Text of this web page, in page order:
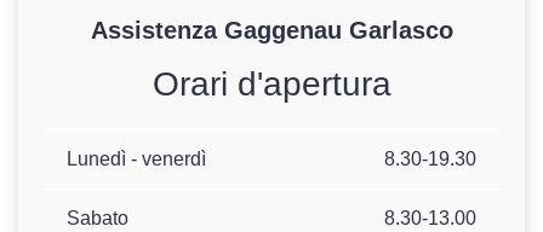
Assistenza Gaggenau Garlasco
Orari d'apertura
Lunedì - venerdì 8.30-19.30
Sabato 8.30-13.00